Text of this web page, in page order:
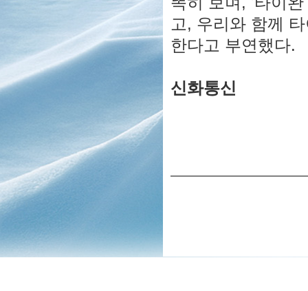
고, 우리와 함께
한다고 부연했다.
신화통신